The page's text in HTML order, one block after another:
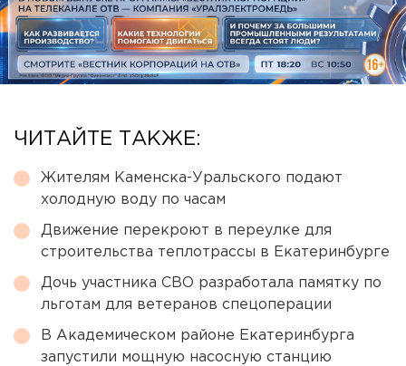
ЧИТАЙТЕ ТАКЖЕ:
Жителям Каменска-Уральского подают
холодную воду по часам
Движение перекроют в переулке для
строительства теплотрассы в Екатеринбурге
Дочь участника СВО разработала памятку по
льготам для ветеранов спецоперации
В Академическом районе Екатеринбурга
запустили мощную насосную станцию